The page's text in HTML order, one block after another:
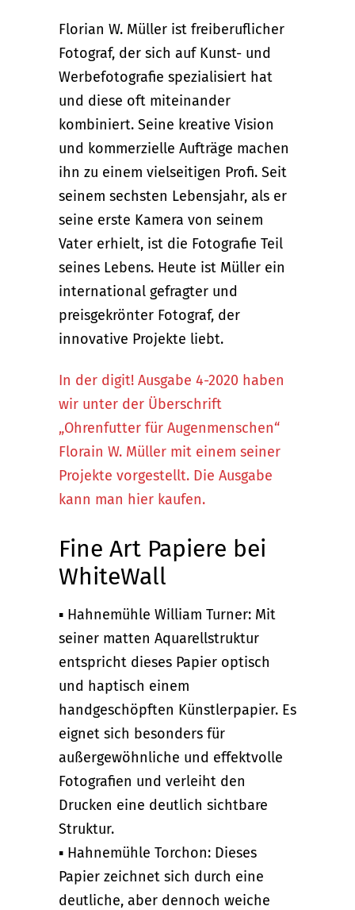
Florian W. Müller ist freiberuflicher
Fotograf, der sich auf Kunst- und
Werbefotografie spezialisiert hat
und diese oft miteinander
kombiniert. Seine kreative Vision
und kommerzielle Aufträge machen
ihn zu einem vielseitigen Profi. Seit
seinem sechsten Lebensjahr, als er
seine erste Kamera von seinem
Vater erhielt, ist die Fotografie Teil
seines Lebens. Heute ist Müller ein
international gefragter und
preisgekrönter Fotograf, der
innovative Projekte liebt.
In der digit! Ausgabe 4-2020 haben
wir unter der Überschrift
„Ohrenfutter für Augenmenschen“
Florain W. Müller mit einem seiner
Projekte vorgestellt. Die Ausgabe
kann man hier kaufen.
Fine Art Papiere bei
WhiteWall
▪ Hahnemühle William Turner: Mit
seiner matten Aquarellstruktur
entspricht dieses Papier optisch
und haptisch einem
handgeschöpften Künstlerpapier. Es
eignet sich besonders für
außergewöhnliche und effektvolle
Fotografien und verleiht den
Drucken eine deutlich sichtbare
Struktur.
▪ Hahnemühle Torchon: Dieses
Papier zeichnet sich durch eine
deutliche, aber dennoch weiche